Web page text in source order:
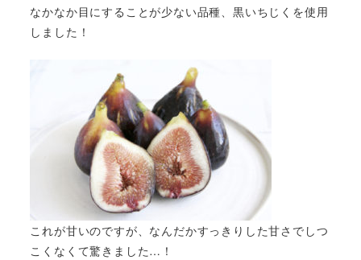
なかなか目にすることが少ない品種、黒いちじくを使用
しました！
これが甘いのですが、なんだかすっきりした甘さでしつ
こくなくて驚きました…！